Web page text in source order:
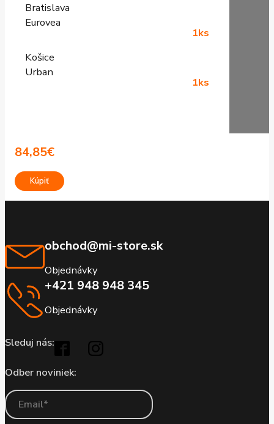
Bratislava
Eurovea
1ks
Košice
Urban
1ks
84,85€
Kúpiť
obchod@mi-store.sk
Objednávky
+421 948 948 345
Objednávky
Sleduj nás:
Odber noviniek: